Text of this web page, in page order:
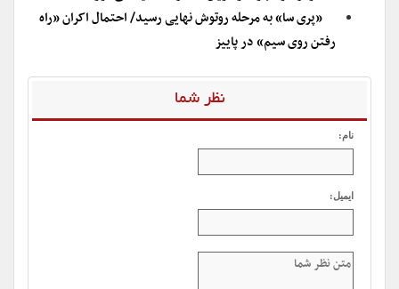
«پری سا» به مرحله روتوش نهایی رسید/ احتمال اکران «راه
رفتن روی سیم» در پاییز
نظر شما
نام:
ایمیل: